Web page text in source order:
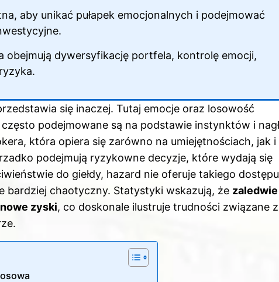
aby unikać pułapek emocjonalnych i podejmować
obejmują dywersyfikację portfela, kontrolę emocji,
się inaczej. Tutaj emocje oraz losowość
podejmowane są na podstawie instynktów i
która opiera się zarówno na umiejętnościach, jak i
podejmują ryzykowne decyzje, które wydają się
do giełdy, hazard nie oferuje takiego
bardziej chaotyczny. Statystyki wskazują, że zaledwie
zyski, co doskonale ilustruje trudności związane z